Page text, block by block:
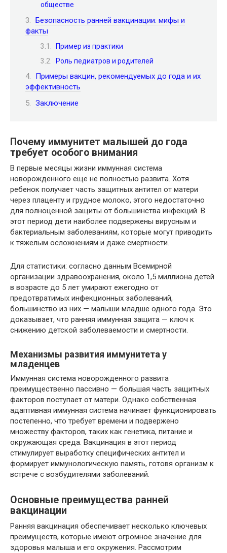
обществе
Безопасность ранней вакцинации: мифы и
факты
Пример из практики
Роль педиатров и родителей
Примеры вакцин, рекомендуемых до года и их
эффективность
Заключение
Почему иммунитет малышей до года
требует особого внимания
В первые месяцы жизни иммунная система
новорожденного еще не полностью развита. Хотя
ребенок получает часть защитных антител от матери
через плаценту и грудное молоко, этого недостаточно
для полноценной защиты от большинства инфекций. В
этот период дети наиболее подвержены вирусным и
бактериальным заболеваниям, которые могут приводить
к тяжелым осложнениям и даже смертности.
Для статистики: согласно данным Всемирной
организации здравоохранения, около 1,5 миллиона детей
в возрасте до 5 лет умирают ежегодно от
предотвратимых инфекционных заболеваний,
большинство из них — малыши младше одного года. Это
доказывает, что ранняя иммунная защита — ключ к
снижению детской заболеваемости и смертности.
Механизмы развития иммунитета у
младенцев
Иммунная система новорожденного развита
преимущественно пассивно — большая часть защитных
факторов поступает от матери. Однако собственная
адаптивная иммунная система начинает функционировать
постепенно, что требует времени и подвержено
множеству факторов, таких как генетика, питание и
окружающая среда. Вакцинация в этот период
стимулирует выработку специфических антител и
формирует иммунологическую память, готовя организм к
встрече с возбудителями заболеваний.
Основные преимущества ранней
вакцинации
Ранняя вакцинация обеспечивает несколько ключевых
преимуществ, которые имеют огромное значение для
здоровья малыша и его окружения. Рассмотрим